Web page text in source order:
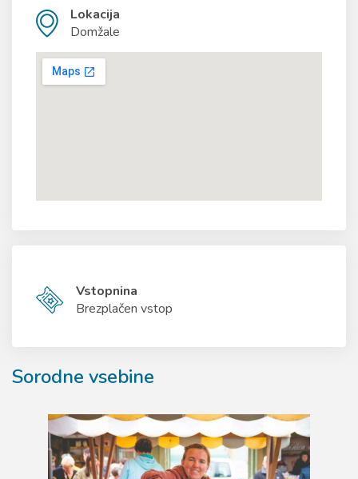
Lokacija
Domžale
Vstopnina
Brezplačen vstop
Sorodne vsebine